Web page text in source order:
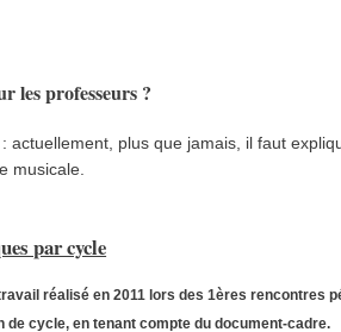
les professeurs ?
actuellement, plus que jamais, il faut
musicale.
par cycle
réalisé en 2011 lors des 1ères rencontres
cycle, en tenant compte du document-cadre.